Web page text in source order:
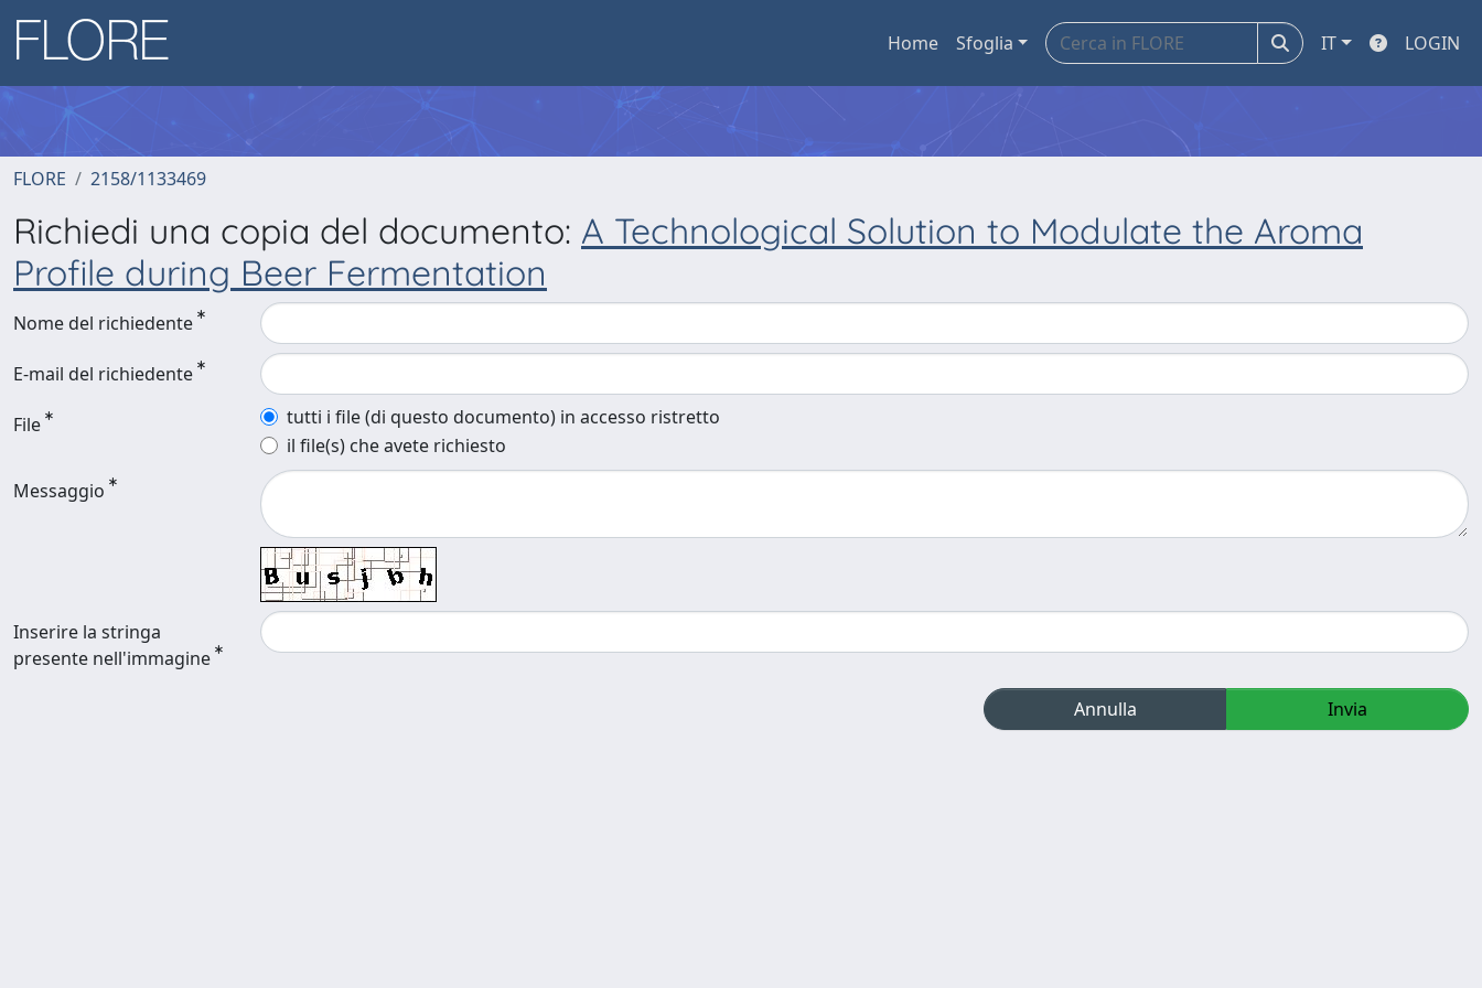
Home Sfoglia IT LOGIN
FLORE 2158/1133469
Richiedi una copia del documento: A Technological Solution to Modulate the Aroma
Profile during Beer Fermentation
Nome del richiedente
E-mail del richiedente
File
tutti i file (di questo documento) in accesso ristretto
il file(s) che avete richiesto
Messaggio
Inserire la stringa
presente nell'immagine
Annulla Invia